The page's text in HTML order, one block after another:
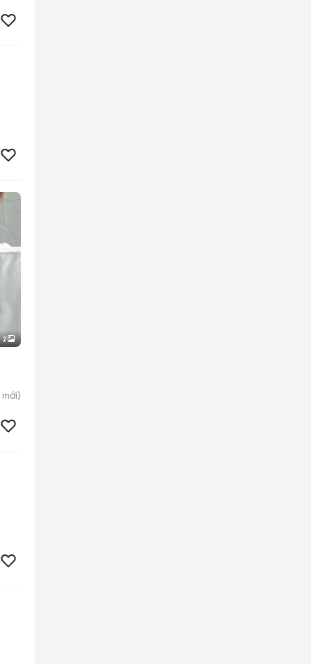
2
mới)